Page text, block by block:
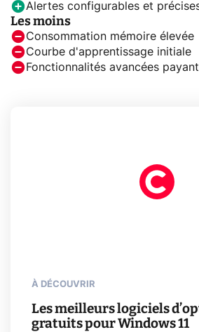
Alertes configurables et
Les moins
Consommation mémoire élevée
Courbe d'apprentissage initiale
Fonctionnalités avancées
À DÉCOUVRIR
Les meilleurs logiciels
gratuits pour Windows 11